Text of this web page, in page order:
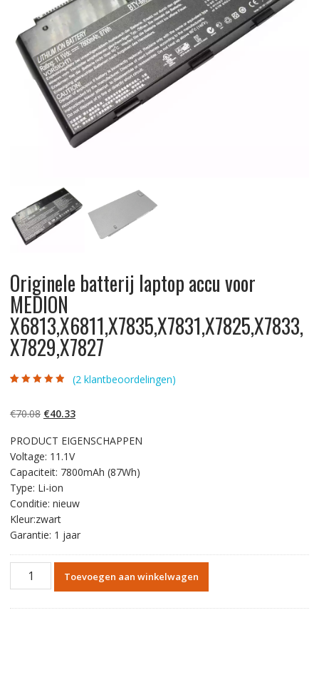
Originele batterij laptop accu voor
MEDION
X6813,X6811,X7835,X7831,X7825,X7833,
X7829,X7827
klantbeoordelin
(2klantbeoordelingen)
€70.08 Oorspronkelijke
was:
€70.08.
€40.33Huidige
is:
€40.33.
PRODUCT EIGENSCHAPPEN
Voltage: 11.1V
Capaciteit: 7800mAh (87Wh)
Type: Li-ion
Conditie: nieuw
Kleur:zwart
Garantie: 1 jaar
Originele
batterij
Toevoegen aan winkelwagen